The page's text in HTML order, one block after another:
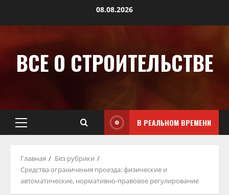
08.08.2026
ВСЕ О СТРОИТЕЛЬСТВЕ
В РЕАЛЬНОМ ВРЕМЕНИ
Главная
Без рубрики
Средства ограничения проезда: физические и
автоматические, нормативно-правовое регулирование